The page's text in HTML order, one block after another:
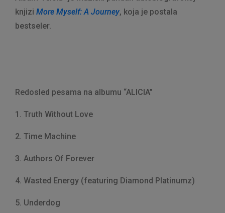
knjizi More Myself: A Journey, koja je postala
bestseler.
Redosled pesama na albumu “ALICIA”
1. Truth Without Love
2. Time Machine
3. Authors Of Forever
4. Wasted Energy (featuring Diamond Platinumz)
5. Underdog